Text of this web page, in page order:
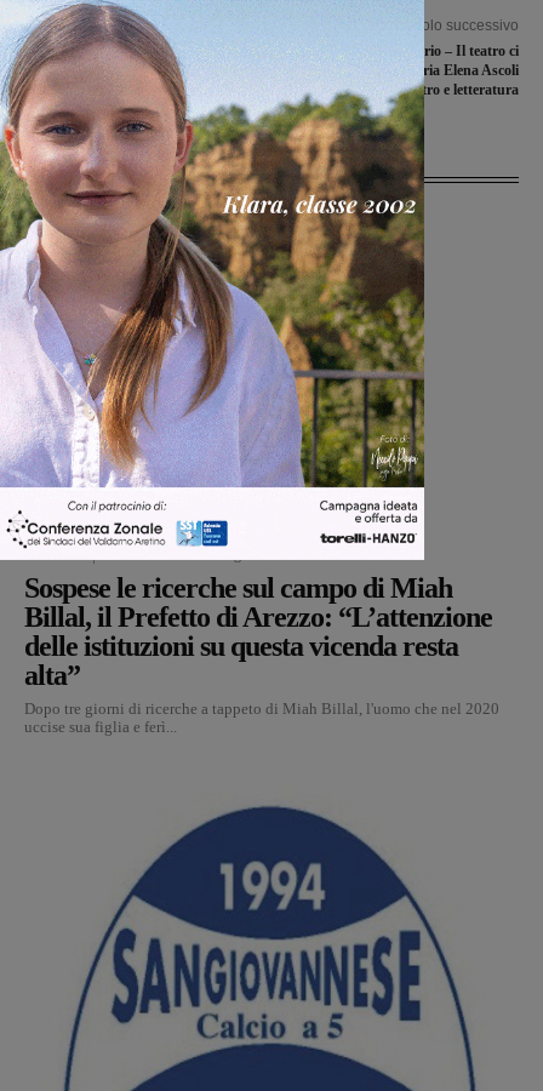
Articolo precedente
“Serve un cambio di passo”: il Pd
chiede all’amministrazione maggiore
condivisione con i cittadini
Articolo successivo
“Oltre il sipario – Il teatro ci
interroga”: Suor Maria Elena Ascoli
parla di teatro e letteratura
Ultime Notizie
Cronaca
Sospese le ricerche sul campo di Miah
Billal, il Prefetto di Arezzo: “L’attenzione
delle istituzioni su questa vicenda resta
alta”
Dopo tre giorni di ricerche a tappeto di Miah Billal, l'uomo che nel 2020
uccise sua figlia e ferì...